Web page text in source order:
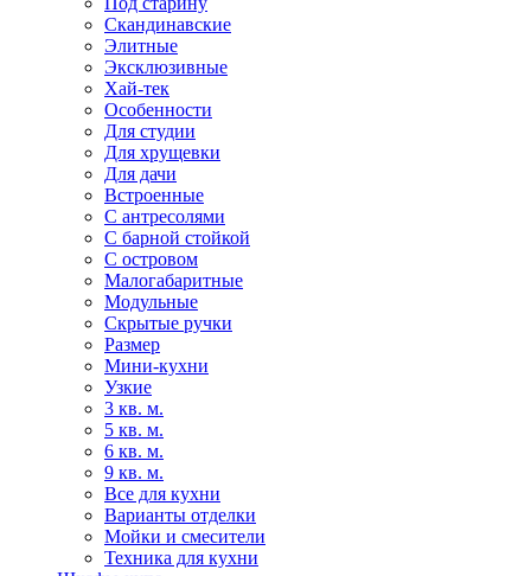
Скандинавские
Элитные
Эксклюзивные
Хай-тек
Особенности
Для студии
Для хрущевки
Для дачи
Встроенные
С антресолями
С барной стойкой
С островом
Малогабаритные
Модульные
Скрытые ручки
Размер
Мини-кухни
Узкие
3 кв. м.
5 кв. м.
6 кв. м.
9 кв. м.
Все для кухни
Варианты отделки
Мойки и смесители
Техника для кухни